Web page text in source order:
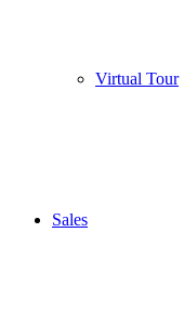
Virtual Tour
Sales